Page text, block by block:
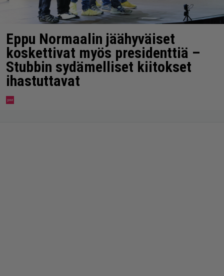
Eppu Normaalin jäähyväiset
koskettivat myös presidenttiä –
Stubbin sydämelliset kiitokset
ihastuttavat